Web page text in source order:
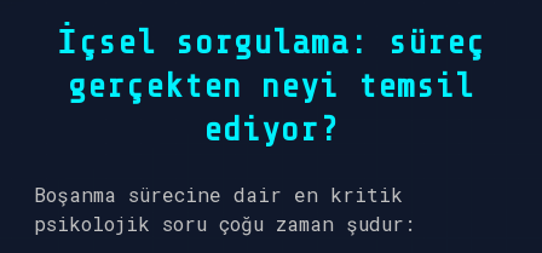
İçsel sorgulama: süreç
gerçekten neyi temsil
ediyor?
Boşanma sürecine dair en kritik
psikolojik soru çoğu zaman şudur: